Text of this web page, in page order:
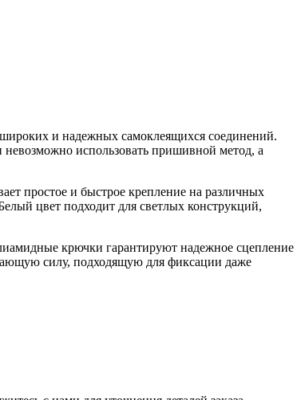
и надежных самоклеящихся соединений.
невозможно использовать пришивной метод, а
простое и быстрое крепление на различных
цвет подходит для светлых конструкций,
крючки гарантируют надежное сцепление
силу, подходящую для фиксации даже